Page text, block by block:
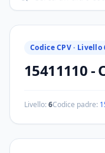
Codice CPV · Livello
15411110-
Livello:6Codice padre: